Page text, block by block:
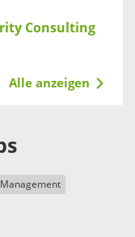
Consulting
Alle anzeigen